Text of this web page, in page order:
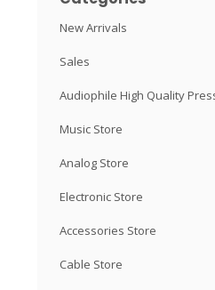
New Arrivals
Sales
Audiophile High Quality
Music Store
Analog Store
Electronic Store
Accessories Store
Cable Store